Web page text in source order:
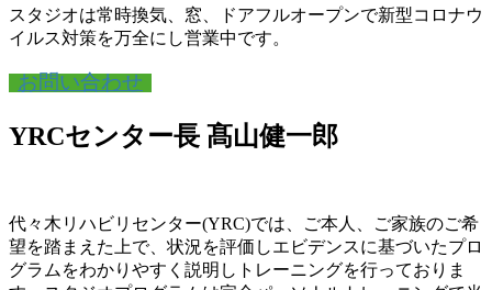
スタジオは常時換気、窓、ドアフルオープンで新型コロナウ
イルス対策を万全にし営業中です。
お問い合わせ
YRCセンター長 髙山健一郎
代々木リハビリセンター(YRC)では、ご本人、ご家族のご希
望を踏まえた上で、状況を評価しエビデンスに基づいたプロ
グラムをわかりやすく説明しトレーニングを行っておりま